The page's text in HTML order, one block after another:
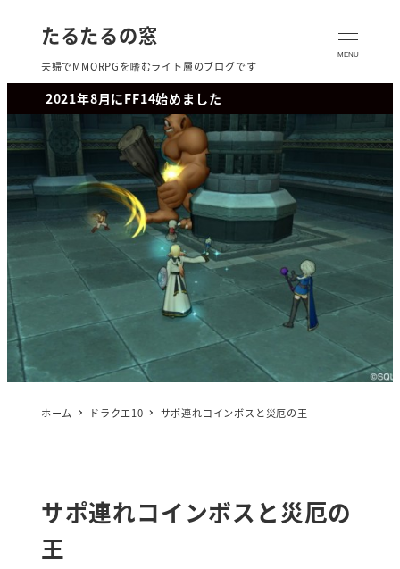
たるたるの窓
夫婦でMMORPGを嗜むライト層のブログです
MENU
2021年8月にFF14始めました
ホーム ドラクエ10 サポ連れコインボスと災厄の王
サポ連れコインボスと災厄の
王